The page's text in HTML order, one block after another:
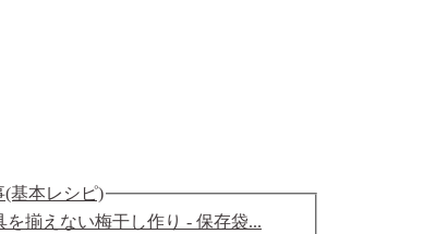
(基本レシピ)
を揃えない梅干し作り - 保存袋...